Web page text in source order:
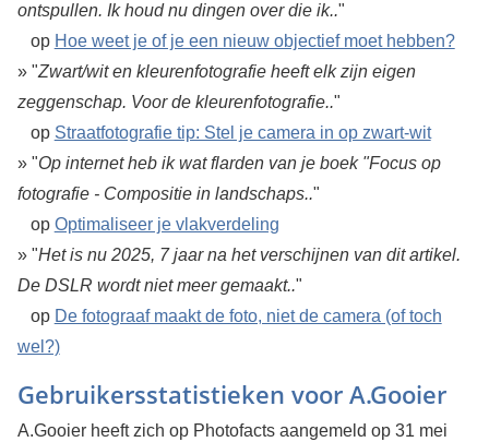
ontspullen. Ik houd nu dingen over die ik.."
op Hoe weet je of je een nieuw objectief moet hebben?
» "Zwart/wit en kleurenfotografie heeft elk zijn eigen
zeggenschap. Voor de kleurenfotografie.."
op Straatfotografie tip: Stel je camera in op zwart-wit
» "Op internet heb ik wat flarden van je boek "Focus op
fotografie - Compositie in landschaps.."
op Optimaliseer je vlakverdeling
» "Het is nu 2025, 7 jaar na het verschijnen van dit artikel.
De DSLR wordt niet meer gemaakt.."
op De fotograaf maakt de foto, niet de camera (of toch
wel?)
Gebruikersstatistieken voor A.Gooier
A.Gooier heeft zich op Photofacts aangemeld op 31 mei